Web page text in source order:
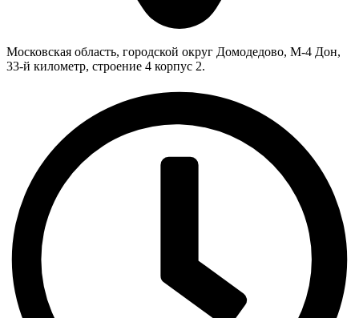
Московская область, городской округ Домодедово, М-4 Дон,
33-й километр, строение 4 корпус 2.